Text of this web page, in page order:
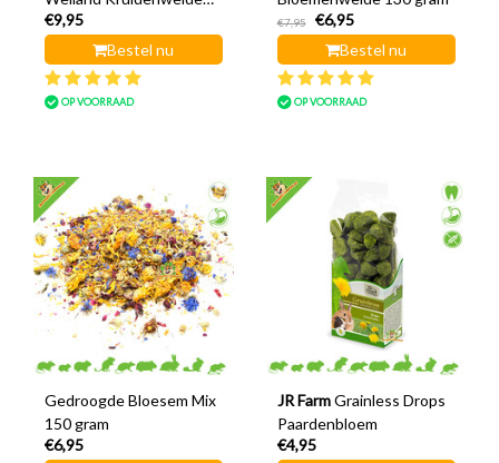
30 cm
€9,95
Bestel nu
OP VOORRAAD
€7,95
€6,95
Bestel nu
OP VOORRAAD
Gedroogde Bloesem Mix
150 gram
€6,95
JR Farm Grainless Drops
Paardenbloem
€4,95